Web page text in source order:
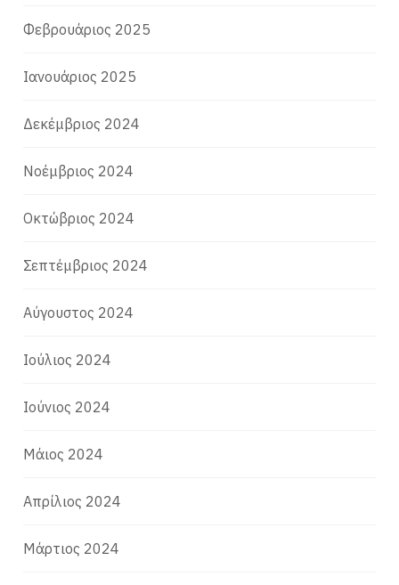
Φεβρουάριος 2025
Ιανουάριος 2025
Δεκέμβριος 2024
Νοέμβριος 2024
Οκτώβριος 2024
Σεπτέμβριος 2024
Αύγουστος 2024
Ιούλιος 2024
Ιούνιος 2024
Μάιος 2024
Απρίλιος 2024
Μάρτιος 2024